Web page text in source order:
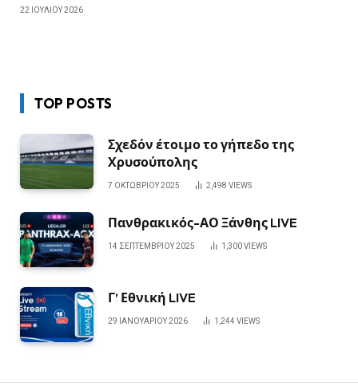
22 ΙΟΥΛΊΟΥ 2026
TOP POSTS
Σχεδόν έτοιμο το γήπεδο της
Χρυσούπολης
7 ΟΚΤΩΒΡΊΟΥ 2025 2,498 VIEWS
Πανθρακικός-ΑΟ Ξάνθης LIVE
14 ΣΕΠΤΕΜΒΡΊΟΥ 2025 1,300VIEWS
Γ’ Εθνική LIVE
29 ΙΑΝΟΥΑΡΊΟΥ 2026 1,244 VIEWS